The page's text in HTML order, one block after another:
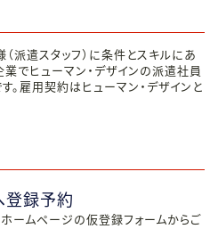
派遣スタッフ）に条件とスキルにあ
でヒューマン・デザインの派遣社員
。雇用契約はヒューマン・デザインと
登録予約
ームページの仮登録フォームからご